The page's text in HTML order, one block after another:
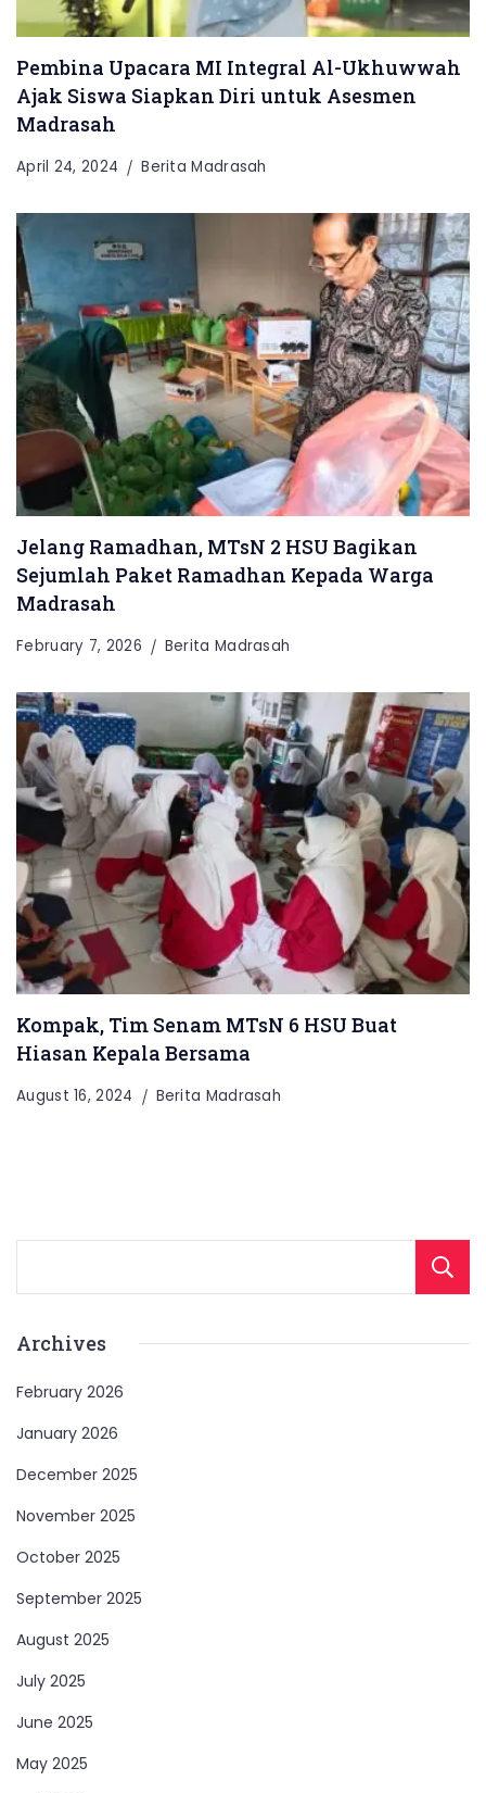
Pembina Upacara MI Integral Al-Ukhuwwah
Ajak Siswa Siapkan Diri untuk Asesmen
Madrasah
April 24, 2024 Berita Madrasah
Jelang Ramadhan, MTsN 2 HSU Bagikan
Sejumlah Paket Ramadhan Kepada Warga
Madrasah
February 7, 2026 Berita Madrasah
Kompak, Tim Senam MTsN 6 HSU Buat
Hiasan Kepala Bersama
August 16, 2024 Berita Madrasah
Archives
February 2026
January 2026
December 2025
November 2025
October 2025
September 2025
August 2025
July 2025
June 2025
May 2025